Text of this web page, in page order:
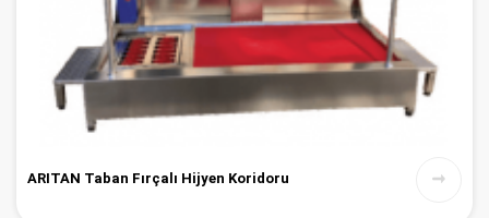
ARITAN Taban Fırçalı Hijyen Koridoru